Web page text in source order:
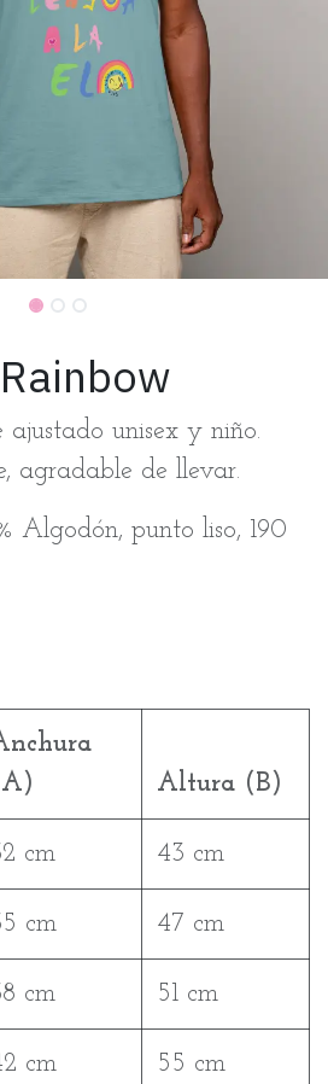
ajustado unisex y niño.
agradable de llevar.
Algodón, punto liso, 190
Altura (B)
cm 43 cm
cm 47 cm
cm 51 cm
cm 55 cm